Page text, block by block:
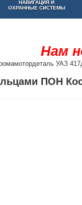
НАВИГАЦИЯ И
ОХРАННЫЕ СИСТЕМЫ
Нам
УАЗ
ПОН